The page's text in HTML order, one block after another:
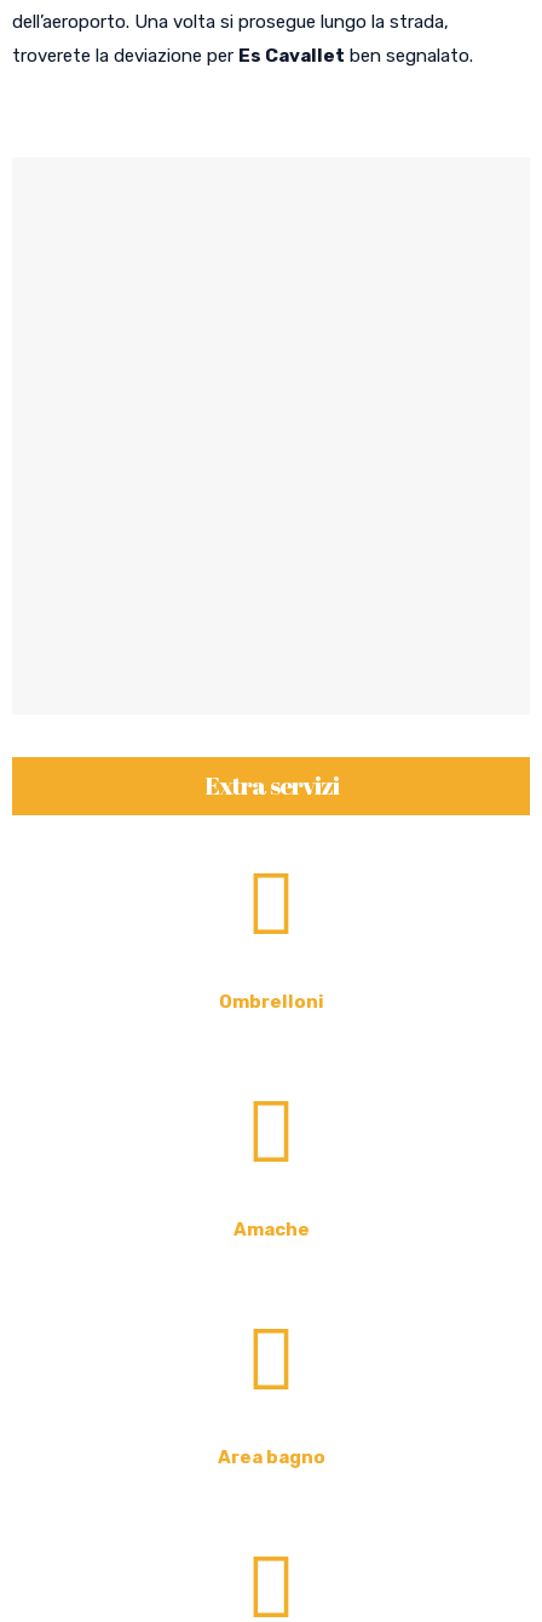
dell’aeroporto. Una volta si prosegue lungo la strada,
troverete la deviazione per Es Cavallet ben segnalato.
Extra servizi
Ombrelloni
Amache
Area bagno